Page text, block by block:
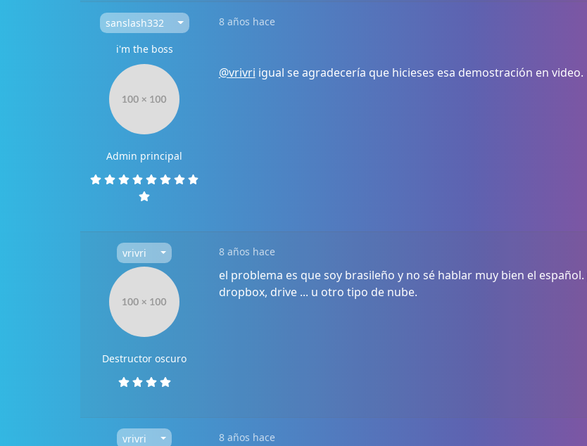
sanslash332
i'm the boss
8 años hace
Admin principal
@vrivri igual se agradecería que hicieses esa demostración en
vrivri 8 años hace
Destructor oscuro
el problema es que soy brasileño y no sé hablar muy bien el
dropbox, drive ... u otro tipo de nube.
vrivri 8 años hace